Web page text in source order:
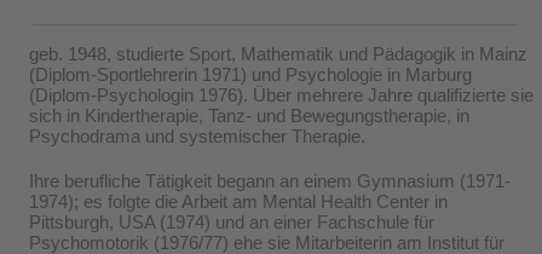
geb. 1948, studierte Sport, Mathematik und Pädagogik in Mainz
(Diplom-Sportlehrerin 1971) und Psychologie in Marburg
(Diplom-Psychologin 1976). Über mehrere Jahre qualifizierte sie
sich in Kindertherapie, Tanz- und Bewegungstherapie, in
Psychodrama und systemischer Therapie.
Ihre berufliche Tätigkeit begann an einem Gymnasium (1971-
1974); es folgte die Arbeit am Mental Health Center in
Pittsburgh, USA (1974) und an einer Fachschule für
Psychomotorik (1976/77) ehe sie Mitarbeiterin am Institut für